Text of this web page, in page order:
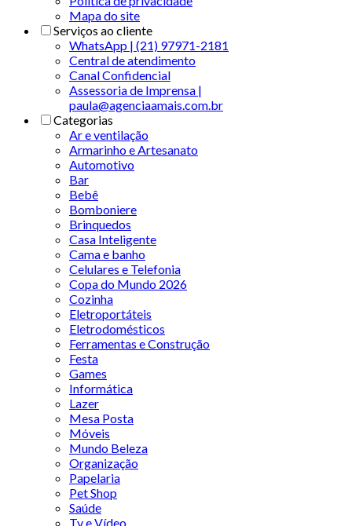
Mapa do site
Serviços ao cliente
WhatsApp | (21) 97971-2181
Central de atendimento
Canal Confidencial
Assessoria de Imprensa |
paula@agenciaamais.com.br
Categorias
Ar e ventilação
Armarinho e Artesanato
Automotivo
Bar
Bebê
Bomboniere
Brinquedos
Casa Inteligente
Cama e banho
Celulares e Telefonia
Copa do Mundo 2026
Cozinha
Eletroportáteis
Eletrodomésticos
Ferramentas e Construção
Festa
Games
Informática
Lazer
Mesa Posta
Móveis
Mundo Beleza
Organização
Papelaria
Pet Shop
Saúde
Tv e Vídeo